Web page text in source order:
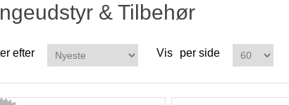
& Tilbehør
efter Vis per side